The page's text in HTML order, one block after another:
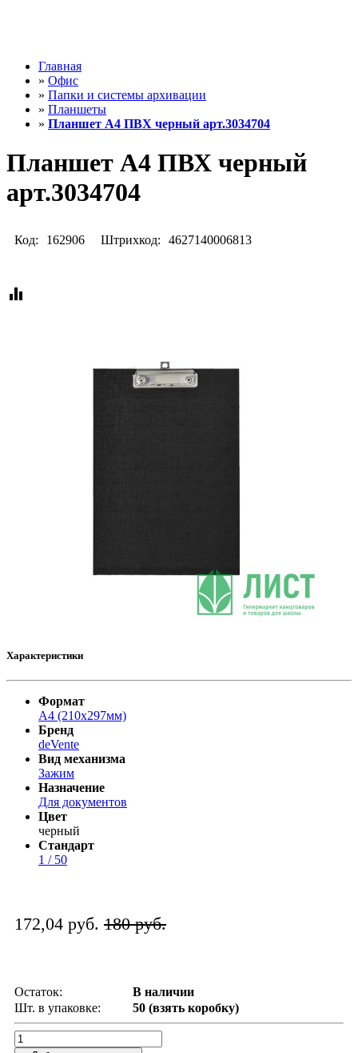
Главная
» Офис
» Папки и системы архивации
» Планшеты
» Планшет А4 ПВХ черный арт.3034704
Планшет А4 ПВХ черный
арт.3034704
Код: 162906 Штрихкод: 4627140006813
equalizer
Характеристики
Формат
A4 (210x297мм)
Бренд
deVente
Вид механизма
Зажим
Назначение
Для документов
Цвет
черный
Стандарт
1 / 50
172,04 руб. 180 руб.
Остаток:
В наличии
Шт. в упаковке:
50 (взять коробку)